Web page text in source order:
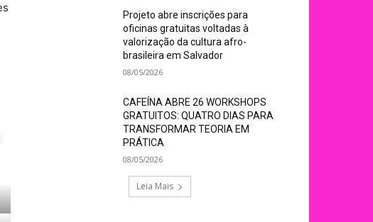
Projeto abre inscrições para
oficinas gratuitas voltadas à
valorização da cultura afro-
brasileira em Salvador
08/05/2026
CAFEÍNA ABRE 26 WORKSHOPS
GRATUITOS: QUATRO DIAS PARA
TRANSFORMAR TEORIA EM
PRÁTICA
08/05/2026
Leia Mais